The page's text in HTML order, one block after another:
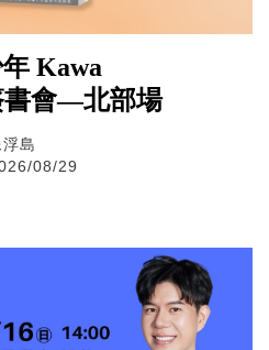
Kawa
書會—北部場
島
08/29